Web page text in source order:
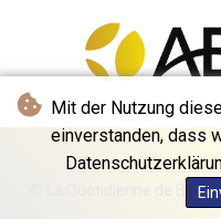
Mit der Nutzung
einverstanden, dass
© La Quotidienne de